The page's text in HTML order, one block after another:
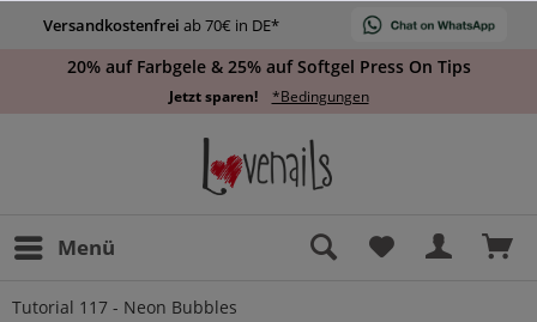
Versandkostenfrei ab 70€ in DE*
20% auf Farbgele & 25% auf Softgel Press On Tips
Jetzt sparen! *Bedingungen
Menü
Tutorial 117 - Neon Bubbles